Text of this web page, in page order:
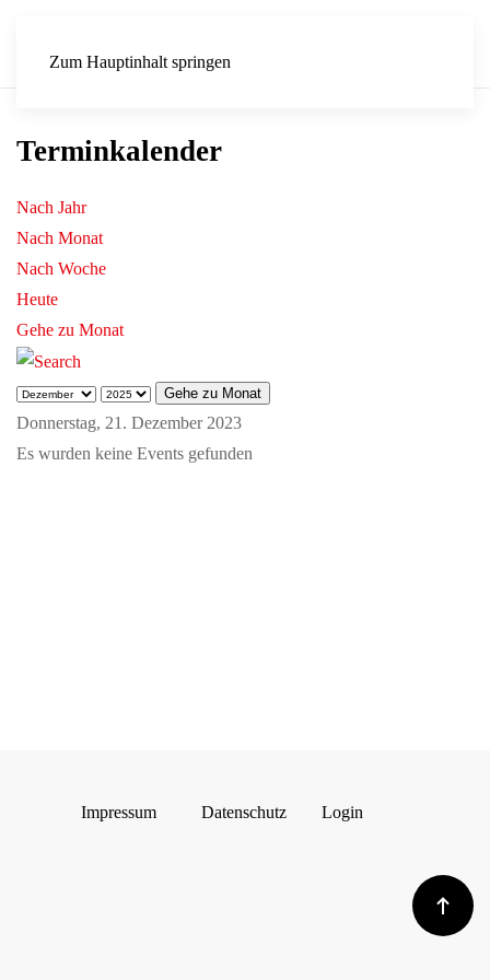
Zum Hauptinhalt springen
Terminkalender
Nach Jahr
Nach Monat
Nach Woche
Heute
Gehe zu Monat
Gehe zu Monat
Donnerstag, 21. Dezember 2023
Es wurden keine Events gefunden
Impressum Datenschutz Login